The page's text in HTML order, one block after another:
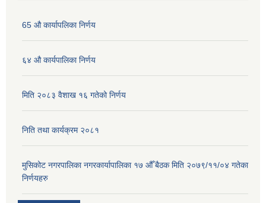
65 औ कार्यापलिका निर्णय
६४ औ कार्यपालिका निर्णय
मिति २०८३ वैशाख १६ गतेको निर्णय
निति तथा कार्यक्रम २०८१
मुसिकोट नगरपालिका नगरकार्यापालिका १७ औँ बैठक मिति २०७९/११/०४ गतेका
निर्णयहरु